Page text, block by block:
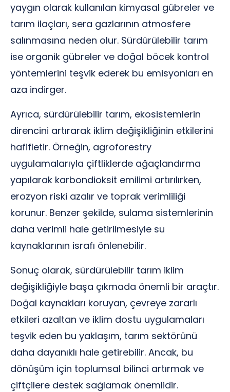
yaygın olarak kullanılan kimyasal gübreler ve
tarım ilaçları, sera gazlarının atmosfere
salınmasına neden olur. Sürdürülebilir tarım
ise organik gübreler ve doğal böcek kontrol
yöntemlerini teşvik ederek bu emisyonları en
aza indirger.
Ayrıca, sürdürülebilir tarım, ekosistemlerin
direncini artırarak iklim değişikliğinin etkilerini
hafifletir. Örneğin, agroforestry
uygulamalarıyla çiftliklerde ağaçlandırma
yapılarak karbondioksit emilimi artırılırken,
erozyon riski azalır ve toprak verimliliği
korunur. Benzer şekilde, sulama sistemlerinin
daha verimli hale getirilmesiyle su
kaynaklarının israfı önlenebilir.
Sonuç olarak, sürdürülebilir tarım iklim
değişikliğiyle başa çıkmada önemli bir araçtır.
Doğal kaynakları koruyan, çevreye zararlı
etkileri azaltan ve iklim dostu uygulamaları
teşvik eden bu yaklaşım, tarım sektörünü
daha dayanıklı hale getirebilir. Ancak, bu
dönüşüm için toplumsal bilinci artırmak ve
çiftçilere destek sağlamak önemlidir.